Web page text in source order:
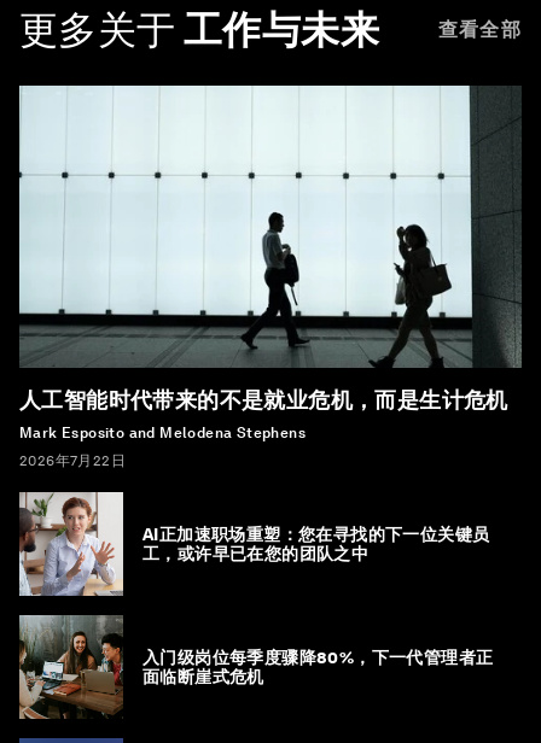
更多关于 工作与未来 查看全部
人工智能时代带来的不是就业危机，而是生计危机
Mark Esposito and Melodena Stephens
2026年7月22日
AI正加速职场重塑：您在寻找的下一位关键员
工，或许早已在您的团队之中
入门级岗位每季度骤降80%，下一代管理者正
面临断崖式危机